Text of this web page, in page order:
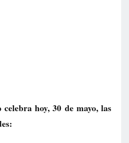
hoy, 30 de mayo, las